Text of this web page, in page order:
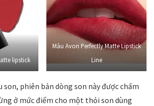
lipstick
Màu Avon Perfectly Matte Lipstick
Line
son, phiên bản dòng son này được chấm
ở mức điểm cho một thỏi son dùng